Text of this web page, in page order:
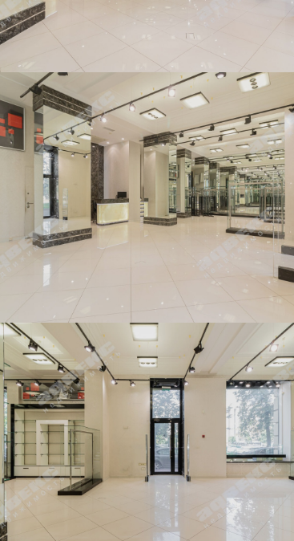
Пожаловаться на объявление
Несуществующий объект
Неверный адрес
Не дозвониться
Другая причина
Связаться с продавцом
Следить за объектом
с продавцом
*
комментарий:
звонок продавца
имя:
телефон: